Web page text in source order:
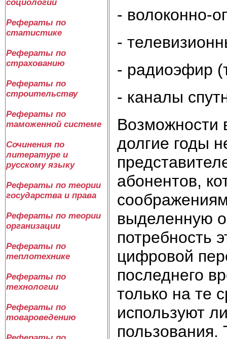
социологии
Рефераты по
статистике
Рефераты по
страхованию
Рефераты по
строительству
Рефераты по
таможенной системе
Сочинения по
литературе и
русскому языку
Рефераты по теории
государства и права
Рефераты по теории
организации
Рефераты по
теплотехнике
Рефераты по
технологии
Рефераты по
товароведению
- волоконно-
-
- радиоэфир
- каналы
Возможности
долгие годы
абонентов,
выделенную
потребность
цифровой
последнего
только на те
используют